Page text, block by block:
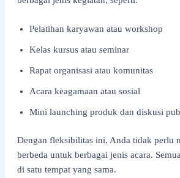
Pelatihan karyawan atau workshop
Kelas kursus atau seminar
Rapat organisasi atau komunitas
Acara keagamaan atau sosial
Mini launching produk dan diskusi
Dengan fleksibilitas ini, Anda tidak perlu
berbeda untuk berbagai jenis acara.
di satu tempat yang sama.